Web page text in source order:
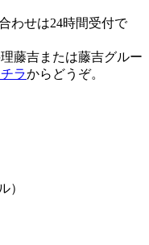
わせは24時間受付で
藤吉または藤吉グルー
ラからどうぞ。
）